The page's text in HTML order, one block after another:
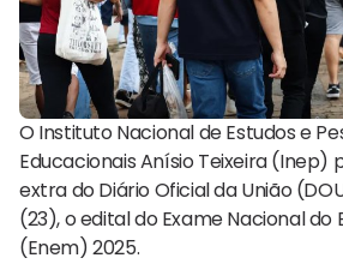
O Instituto Nacional de Estudos e
Educacionais Anísio Teixeira (Inep)
extra do Diário Oficial da União
(23), o edital do Exame Nacional do
(Enem) 2025.